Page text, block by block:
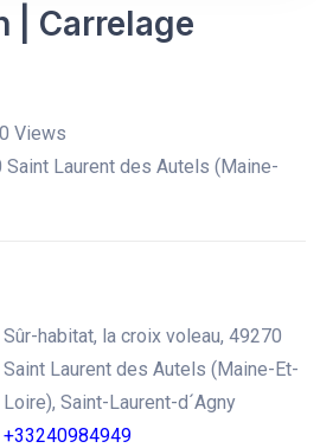
| Carrelage
Views
Saint Laurent des Autels (Maine-
Sûr-habitat, la croix voleau, 49270
Saint Laurent des Autels (Maine-Et-
Loire), Saint-Laurent-d´Agny
+33240984949